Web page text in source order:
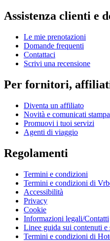
Assistenza clienti e
Le mie prenotazioni
Domande frequenti
Contattaci
Scrivi una recensione
Per fornitori,
Diventa un affiliato
Novità e comunicati stampa
Promuovi i tuoi servizi
Agenti di viaggio
Regolamenti
Termini e condizioni
Termini e condizioni di
Accessibilità
Privacy
Cookie
Informazioni legali/Contatti
Linee guida sui contenuti e
Termini e condizioni di